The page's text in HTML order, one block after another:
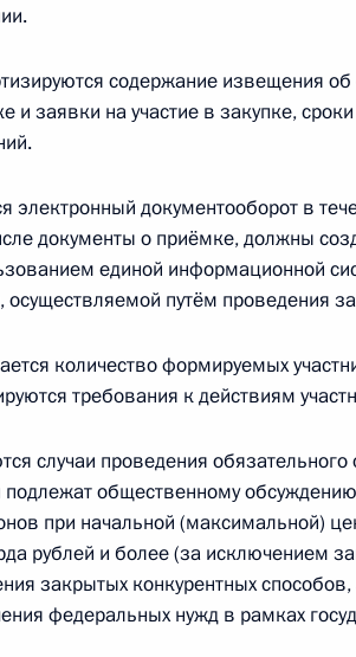
года, 14:55
закон, направленный на
года, 14:50
внесены изменения,
года, 14:45
закон, устанавливающий
ценных бумаг
года, 14:40
содержание извещения
и заявки на участие в закупке,
электронный документооборот в
документы о приёмке, должны
единой информационной
осуществляемой путём проведения
количество формируемых
требования к действиям
случаи проведения
подлежат общественному
при начальной (максимальной)
рублей и более (за исключением
закрытых конкурентных
федеральных нужд в рамках